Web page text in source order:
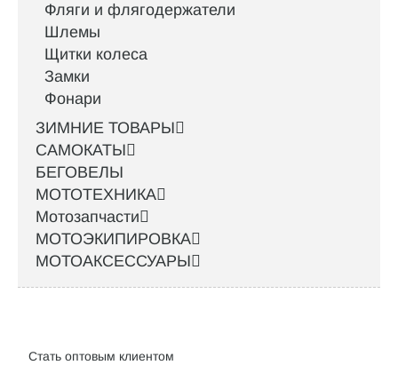
Фляги и флягодержатели
Шлемы
Щитки колеса
Замки
Фонари
ЗИМНИЕ ТОВАРЫ
САМОКАТЫ
БЕГОВЕЛЫ
МОТОТЕХНИКА
Мотозапчасти
МОТОЭКИПИРОВКА
МОТОАКСЕССУАРЫ
Стать оптовым клиентом